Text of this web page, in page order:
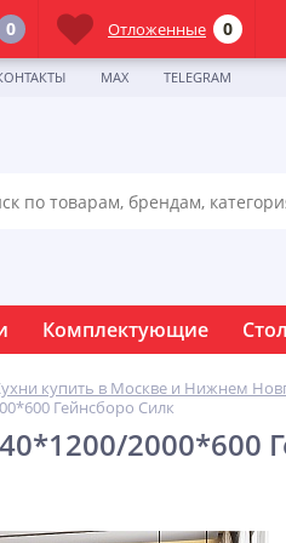
MAX TELEGRAM
Комплектующие
купить в Москве и Нижнем
Гейнсборо Силк
2000*600
0 Отложенные 0